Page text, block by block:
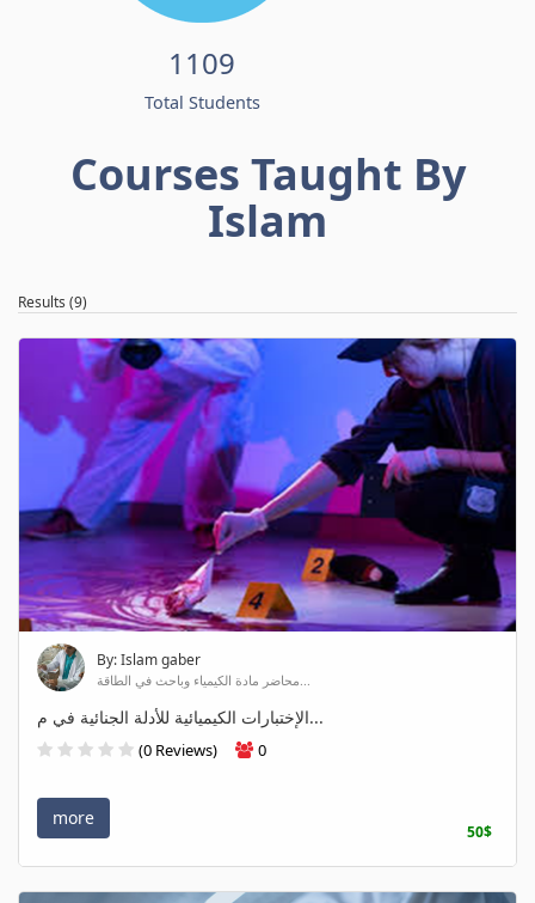
1109
Total Students
Courses Taught By
Islam
Results (9)
By: Islam gaber
محاضر مادة الكيمياء وباحث في الطاقة...
الإختبارات الكيميائية للأدلة الجنائية في م...
(0 Reviews) 0
more
50$